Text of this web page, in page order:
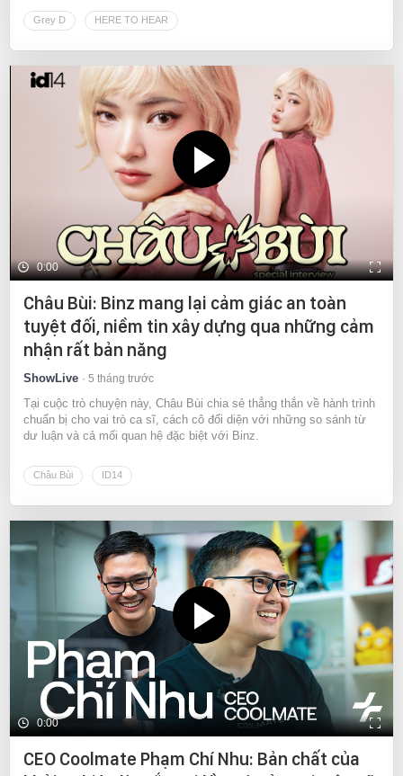
Grey D HERE TO HEAR
0:00
Châu Bùi: Binz mang lại cảm giác an toàn
tuyệt đối, niềm tin xây dựng qua những cảm
nhận rất bản năng
ShowLive 5 tháng trước
Tại cuộc trò chuyện này, Châu Bùi chia sẻ thẳng thắn về hành trình
chuẩn bị cho vai trò ca sĩ, cách cô đối diện với những so sánh từ
dư luận và cả mối quan hệ đặc biệt với Binz.
Châu Bùi ID14
0:00
CEO Coolmate Phạm Chí Nhu: Bản chất của